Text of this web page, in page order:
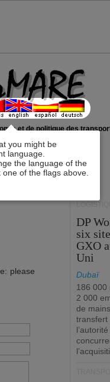
you might be
language.
the language of the
of the flags above.
et de politique des
please
DP
six
GXO
Uni
Dubaï
186 000
2 000
de
transfert